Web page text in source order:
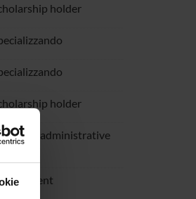
holder
holder
administrative
student